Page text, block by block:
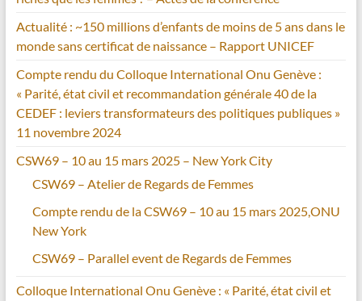
Actualité : ~150 millions d’enfants de moins de 5 ans dans le
monde sans certificat de naissance – Rapport UNICEF
Compte rendu du Colloque International Onu Genève :
« Parité, état civil et recommandation générale 40 de la
CEDEF : leviers transformateurs des politiques publiques »
11 novembre 2024
CSW69 – 10 au 15 mars 2025 – New York City
CSW69 – Atelier de Regards de Femmes
Compte rendu de la CSW69 – 10 au 15 mars 2025,ONU
New York
CSW69 – Parallel event de Regards de Femmes
Colloque International Onu Genève : « Parité, état civil et